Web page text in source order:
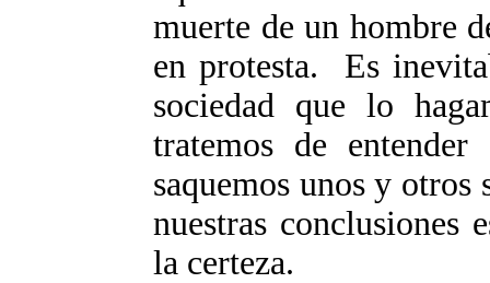
muerte de un hombre
en protesta. Es
sociedad que lo
tratemos de entender
saquemos unos y otros
nuestras conclusiones
la certeza.